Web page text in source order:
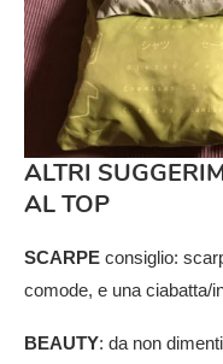
ALTRI
AL TOP
SCARPE consiglio:
comode, e una ciabatta/
BEAUTY: da non